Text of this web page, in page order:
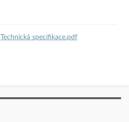
Technická specifikace.pdf